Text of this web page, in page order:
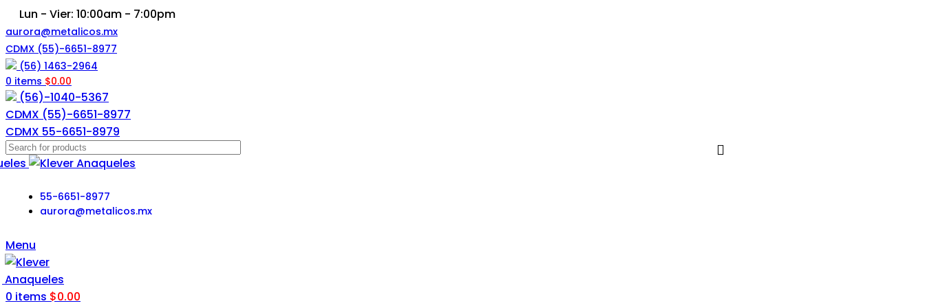
Lun - Vier: 10:00am - 7:00pm
aurora@metalicos.mx
CDMX (55)-6651-8977
(56) 1463-2964
0 items $0.00
(56)-1040-5367
CDMX (55)-6651-8977
CDMX 55-6651-8979
55-6651-8977
aurora@metalicos.mx
Menu
0 items $0.00